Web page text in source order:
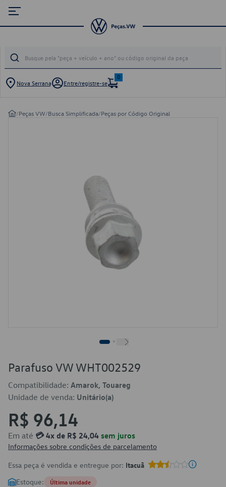
Nova Serrana Entre/registre-se
0
/Peças VW/Busca Simplificada/Peças por Código Original
Parafuso VW WHT002529
Compatibilidade: Amarok, Touareg
Unidade de venda: Unitário(a)
R$ 96,14
Em até 💳 4x de R$ 24,04 sem juros
Informações sobre condições de parcelamento
Essa peça é vendida e entregue por: Itacuã
Estoque: Última unidade